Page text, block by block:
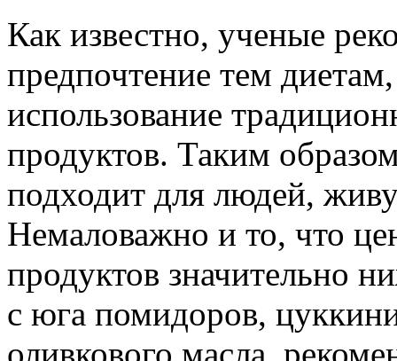
Как известно, ученые
предпочтение тем
использование
продуктов. Таким
подходит для людей,
Немаловажно и то, что
продуктов значительно
с юга помидоров,
оливкового масла,